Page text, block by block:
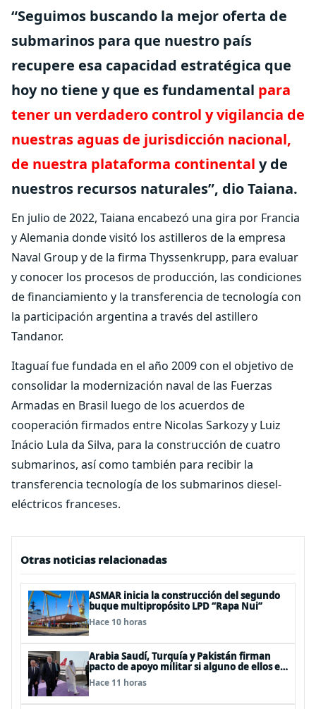
“Seguimos buscando la mejor oferta de
submarinos para que nuestro país
recupere esa capacidad estratégica que
hoy no tiene y que es fundamental para
tener un verdadero control y vigilancia de
nuestras aguas de jurisdicción nacional,
de nuestra plataforma continental y de
nuestros recursos naturales”, dio Taiana.
En julio de 2022, Taiana encabezó una gira por Francia
y Alemania donde visitó los astilleros de la empresa
Naval Group y de la firma Thyssenkrupp, para evaluar
y conocer los procesos de producción, las condiciones
de financiamiento y la transferencia de tecnología con
la participación argentina a través del astillero
Tandanor.
Itaguaí fue fundada en el año 2009 con el objetivo de
consolidar la modernización naval de las Fuerzas
Armadas en Brasil luego de los acuerdos de
cooperación firmados entre Nicolas Sarkozy y Luiz
Inácio Lula da Silva, para la construcción de cuatro
submarinos, así como también para recibir la
transferencia tecnología de los submarinos diesel-
eléctricos franceses.
Otras noticias relacionadas
ASMAR inicia la construcción del segundo
buque multipropósito LPD “Rapa Nui”
Hace 10 horas
Arabia Saudí, Turquía y Pakistán firman
pacto de apoyo militar si alguno de ellos es
atacado
Hace 11 horas